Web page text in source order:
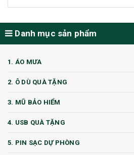
Danh mục sản phẩm
1. ÁO MƯA
2. Ô DÙ QUÀ TẶNG
3. MŨ BẢO HIỂM
4. USB QUÀ TẶNG
5. PIN SẠC DỰ PHÒNG